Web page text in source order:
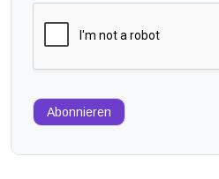
Abonnieren